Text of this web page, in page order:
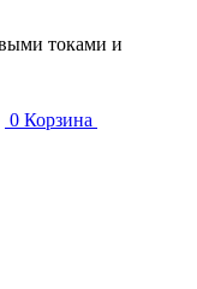
токами и
0 Корзина